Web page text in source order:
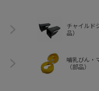
チャイルド
品）
哺乳びん・
（部品）